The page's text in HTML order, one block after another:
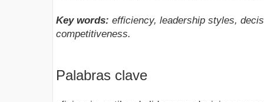
Key words: efficiency, leadership styles,
competitiveness.
Palabras clave